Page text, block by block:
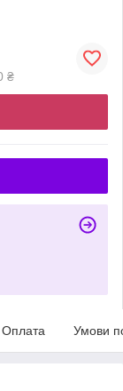
₴
Оплата Умови